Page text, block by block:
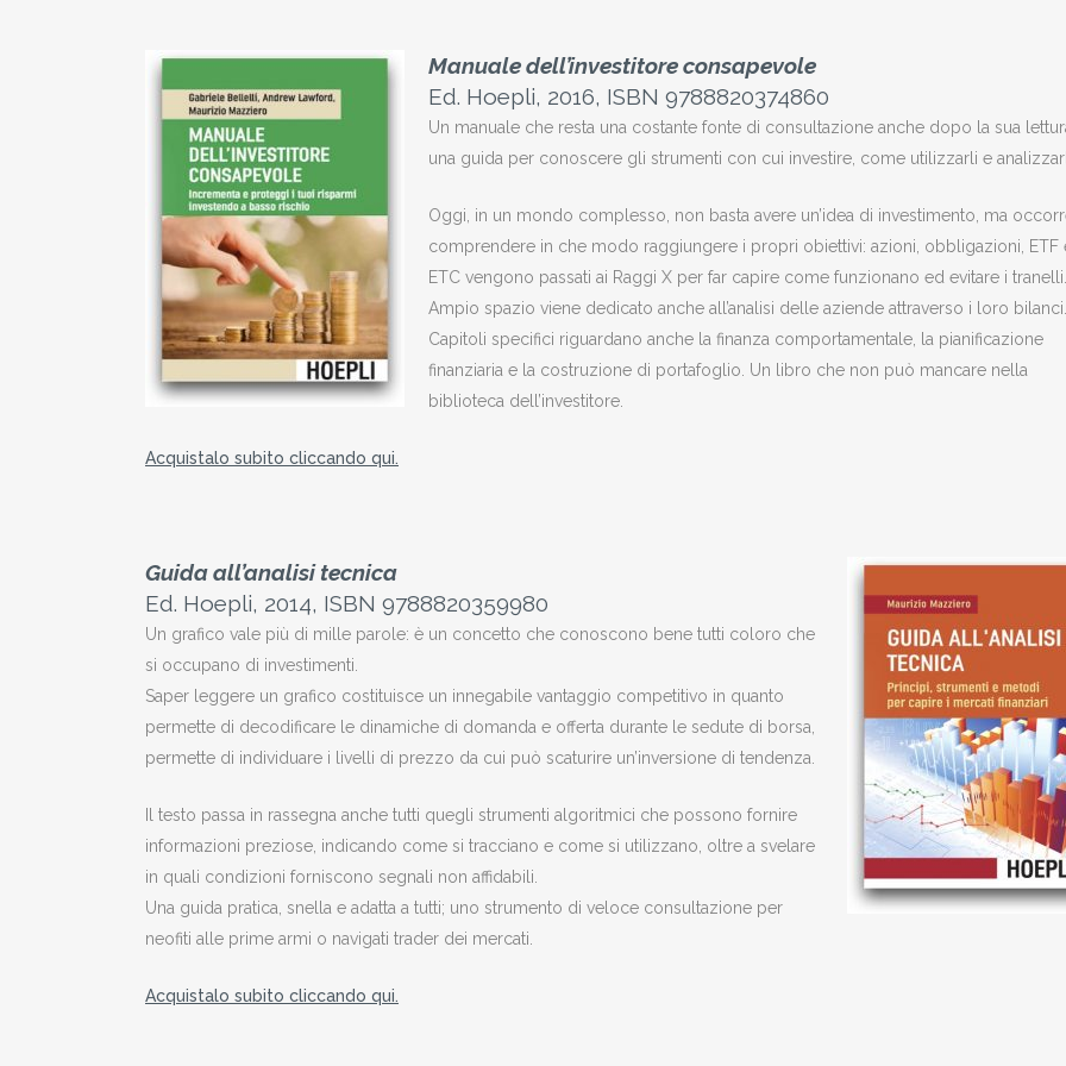
Manuale dell’investitore consapevole
Ed. Hoepli, 2016, ISBN 9788820374860
Un manuale che resta una costante fonte di consultazione anche dopo la sua
una guida per conoscere gli strumenti con cui investire, come utilizzarli e
Oggi, in un mondo complesso, non basta avere un’idea di investimento, ma
comprendere in che modo raggiungere i propri obiettivi: azioni, obbligazioni, ETF
ETC vengono passati ai Raggi X per far capire come funzionano ed evitare i tranelli.
Ampio spazio viene dedicato anche all’analisi delle aziende attraverso i loro bilanci.
Capitoli specifici riguardano anche la finanza comportamentale, la pianificazione
finanziaria e la costruzione di portafoglio. Un libro che non può mancare nella
biblioteca dell’investitore.
Acquistalo subito cliccando qui.
Guida all’analisi tecnica
Ed. Hoepli, 2014, ISBN 9788820359980
Un grafico vale più di mille parole: è un concetto che conoscono bene tutti coloro che
si occupano di investimenti.
Saper leggere un grafico costituisce un innegabile vantaggio competitivo in quanto
permette di decodificare le dinamiche di domanda e offerta durante le sedute di borsa,
permette di individuare i livelli di prezzo da cui può scaturire un’inversione di tendenza.
Il testo passa in rassegna anche tutti quegli strumenti algoritmici che possono fornire
informazioni preziose, indicando come si tracciano e come si utilizzano, oltre a svelare
in quali condizioni forniscono segnali non affidabili.
Una guida pratica, snella e adatta a tutti; uno strumento di veloce consultazione per
neofiti alle prime armi o navigati trader dei mercati.
Acquistalo subito cliccando qui.